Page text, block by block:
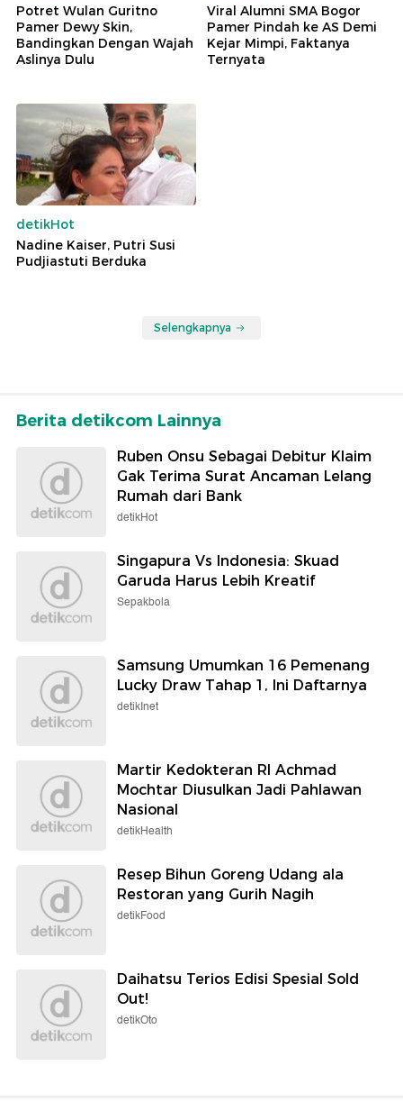
Potret Wulan Guritno
Pamer Dewy Skin,
Bandingkan Dengan Wajah
Aslinya Dulu
Viral Alumni SMA Bogor
Pamer Pindah ke AS Demi
Kejar Mimpi, Faktanya
Ternyata
detikHot
Nadine Kaiser, Putri Susi
Pudjiastuti Berduka
Selengkapnya
Berita detikcom Lainnya
Ruben Onsu Sebagai Debitur Klaim
Gak Terima Surat Ancaman Lelang
Rumah dari Bank
detikHot
Singapura Vs Indonesia: Skuad
Garuda Harus Lebih Kreatif
Sepakbola
Samsung Umumkan 16 Pemenang
Lucky Draw Tahap 1, Ini Daftarnya
detikInet
Martir Kedokteran RI Achmad
Mochtar Diusulkan Jadi Pahlawan
Nasional
detikHealth
Resep Bihun Goreng Udang ala
Restoran yang Gurih Nagih
detikFood
Daihatsu Terios Edisi Spesial Sold
Out!
detikOto